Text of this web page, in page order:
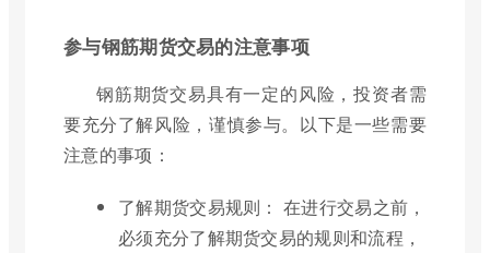
参与钢筋期货交易的注意事项
钢筋期货交易具有一定的风险，投资者需
要充分了解风险，谨慎参与。以下是一些需要
注意的事项：
了解期货交易规则： 在进行交易之前，
必须充分了解期货交易的规则和流程，